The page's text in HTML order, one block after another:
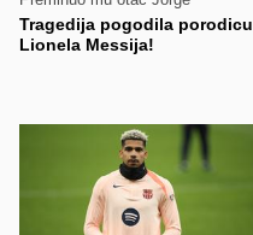
Tragedija pogodila porodicu
Lionela Messija!